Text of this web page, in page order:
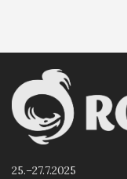
25.–27.7.2025